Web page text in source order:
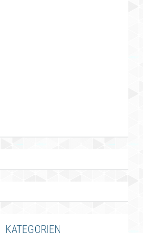
KATEGORIEN